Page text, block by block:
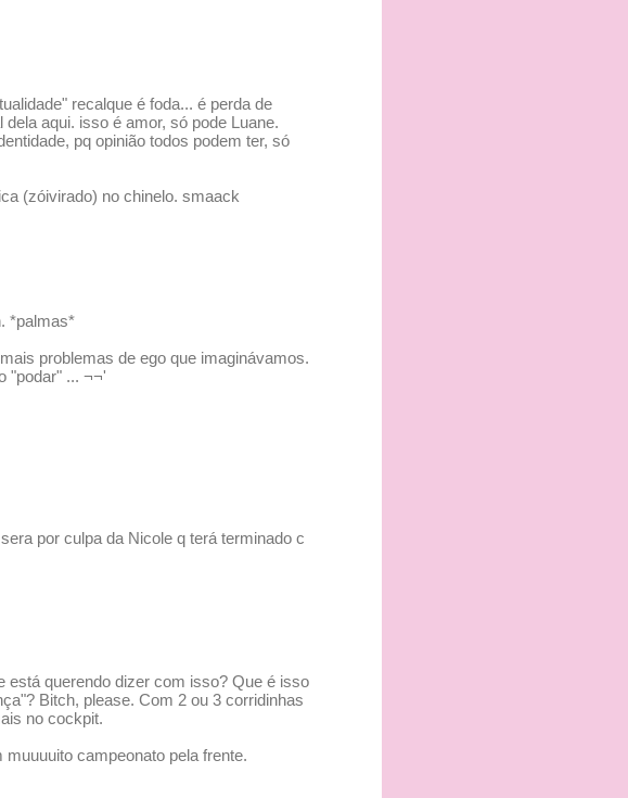
recalque é foda... é perda de
aqui. isso é amor, só pode Luane.
pq opinião todos podem ter, só
(zóivirado) no chinelo. smaack
*palmas*
problemas de ego que imaginávamos.
"podar" ... ¬¬'
por culpa da Nicole q terá terminado c
está querendo dizer com isso? Que é isso
Bitch, please. Com 2 ou 3 corridinhas
no cockpit.
campeonato pela frente.